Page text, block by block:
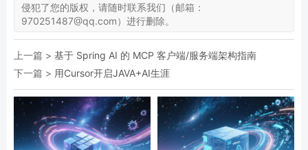
侵犯了您的版权，请随时联系我们（邮箱：
970251487@qq.com）进行删除。
上一篇 > 基于 Spring AI 的 MCP 客户端/服务端架构指南
下一篇 > 用Cursor开启JAVA+AI生涯